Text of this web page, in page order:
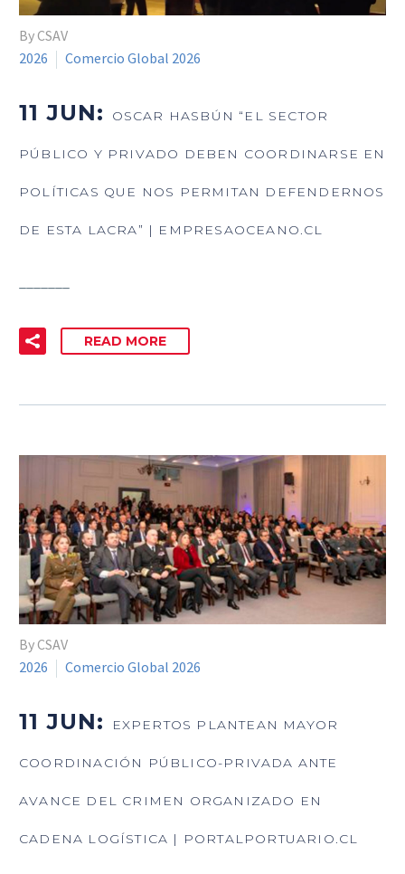
By CSAV
2026
Comercio Global 2026
11 JUN: OSCAR HASBÚN “EL SECTOR
PÚBLICO Y PRIVADO DEBEN COORDINARSE EN
POLÍTICAS QUE NOS PERMITAN DEFENDERNOS
DE ESTA LACRA” | EMPRESAOCEANO.CL
READ MORE
By CSAV
2026
Comercio Global 2026
11 JUN: EXPERTOS PLANTEAN MAYOR
COORDINACIÓN PÚBLICO-PRIVADA ANTE
AVANCE DEL CRIMEN ORGANIZADO EN
CADENA LOGÍSTICA | PORTALPORTUARIO.CL